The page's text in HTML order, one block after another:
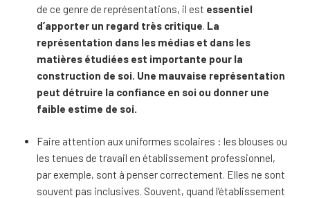
de ce genre de représentations, il est essentiel
d’apporter un regard très critique. La
représentation dans les médias et dans les
matières étudiées est importante pour la
construction de soi. Une mauvaise représentation
peut détruire la confiance en soi ou donner une
faible estime de soi.
Faire attention aux uniformes scolaires : les blouses ou
les tenues de travail en établissement professionnel,
par exemple, sont à penser correctement. Elles ne sont
souvent pas inclusives. Souvent, quand l’établissement